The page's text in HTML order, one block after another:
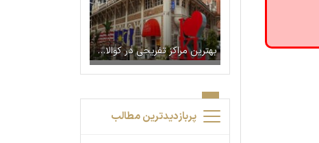
بهترین مراکز تفریحی در کوالالامپور- مالزی
پربازدیدترین مطالب